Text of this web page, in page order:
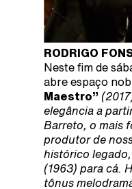
RODRIGO
Neste fim de
abre espaço
Maestro”
elegância a
Barreto, o mais
produtor de
histórico
(1963) para cá.
tônus